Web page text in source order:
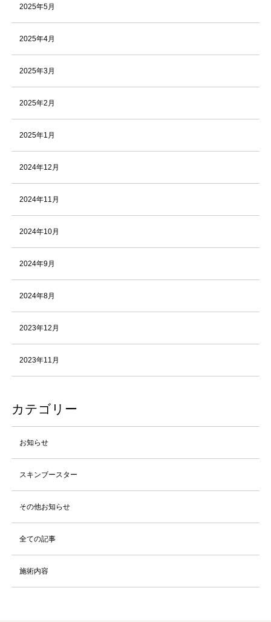
2025年5月
2025年4月
2025年3月
2025年2月
2025年1月
2024年12月
2024年11月
2024年10月
2024年9月
2024年8月
2023年12月
2023年11月
カテゴリー
お知らせ
スキンブースター
その他お知らせ
全ての記事
施術内容